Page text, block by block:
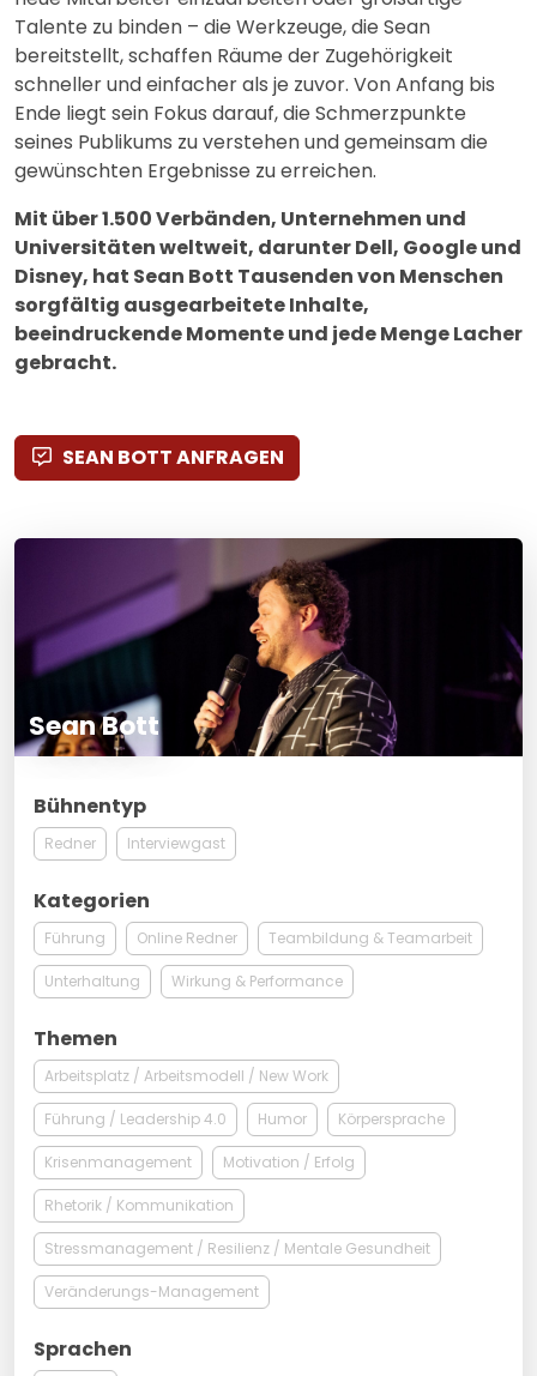
Talente zu binden – die Werkzeuge, die Sean
bereitstellt, schaffen Räume der Zugehörigkeit
schneller und einfacher als je zuvor. Von Anfang bis
Ende liegt sein Fokus darauf, die Schmerzpunkte
seines Publikums zu verstehen und gemeinsam die
gewünschten Ergebnisse zu erreichen.
Mit über 1.500 Verbänden, Unternehmen und
Universitäten weltweit, darunter Dell, Google und
Disney, hat Sean Bott Tausenden von Menschen
sorgfältig ausgearbeitete Inhalte,
beeindruckende Momente und jede Menge Lacher
gebracht.
SEAN BOTT ANFRAGEN
Sean Bott
Bühnentyp
Redner Interviewgast
Kategorien
Führung Online Redner Teambildung & Teamarbeit
Unterhaltung Wirkung & Performance
Themen
Arbeitsplatz / Arbeitsmodell / New Work
Führung / Leadership 4.0 Humor Körpersprache
Krisenmanagement Motivation / Erfolg
Rhetorik / Kommunikation
Stressmanagement / Resilienz / Mentale Gesundheit
Veränderungs-Management
Sprachen